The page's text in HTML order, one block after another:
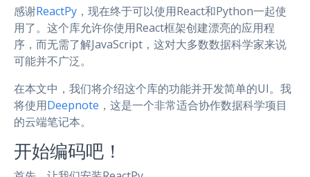
感谢ReactPy ，现在终于可以使用React和Python一起使
用了。这个库允许你使用React框架创建漂亮的应用程
序，而无需了解JavaScript，这对大多数数据科学家来说
可能并不广泛。
在本文中，我们将介绍这个库的功能并开发简单的UI。我
将使用Deepnote ，这是一个非常适合协作数据科学项目
的云端笔记本。
开始编码吧！